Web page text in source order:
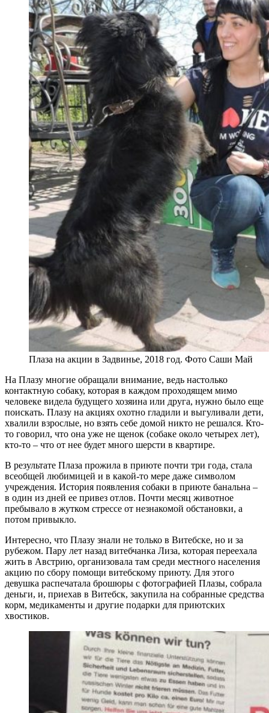
Плаза на акции в Задвинье, 2018 год. Фото Саши Май
На Плазу многие обращали внимание, ведь настолько
контактную собаку, которая в каждом проходящем мимо
человеке видела будущего хозяина или друга, нужно было еще
поискать. Плазу на акциях охотно гладили и выгуливали дети,
хвалили взрослые, но взять себе домой никто не решался. Кто-
то говорил, что она уже не щенок (собаке около четырех лет),
кто-то – что от нее будет много шерсти в квартире.
В результате Плаза прожила в приюте почти три года, стала
всеобщей любимицей и в какой-то мере даже символом
учреждения. История появления собаки в приюте банальна –
в один из дней ее привез отлов. Почти месяц животное
пребывало в жутком стрессе от незнакомой обстановки, а
потом привыкло.
Интересно, что Плазу знали не только в Витебске, но и за
рубежом. Пару лет назад витебчанка Лиза, которая переехала
жить в Австрию, организовала там среди местного населения
акцию по сбору помощи витебскому приюту. Для этого
девушка распечатала брошюры с фотографией Плазы, собрала
деньги, и, приехав в Витебск, закупила на собранные средства
корм, медикаменты и другие подарки для приютских
хвостиков.